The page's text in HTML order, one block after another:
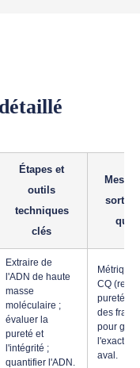
Étapes et
outils
techniques
clés
sortie
Extraire de
l'ADN de haute
masse
moléculaire ;
évaluer la
pureté et
l'intégrité ;
quantifier l'ADN.
CQ
pureté,
des
pour
aval.